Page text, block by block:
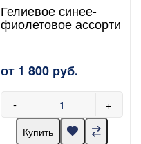
Гелиевое синее-
фиолетовое ассорти
от 1 800 руб.
- +
Купить